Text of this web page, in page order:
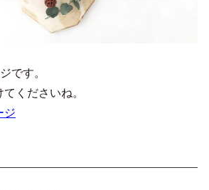
です。
くださいね。
ジ